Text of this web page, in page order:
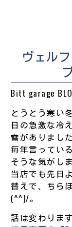
ヴェル
Bitt garage
とうとう寒い
日の急激な冷
雪がありまし
毎年言ってい
そうな気がし
当店でも先日
替えで、ちら
(^^)/。
話は変わりま